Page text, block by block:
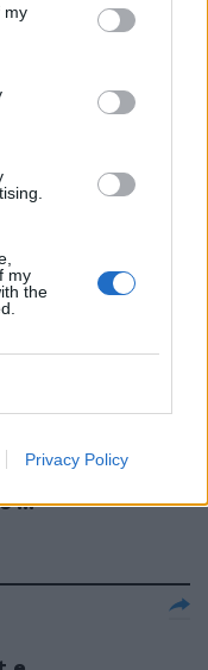
my
my
the
Privacy Policy
...